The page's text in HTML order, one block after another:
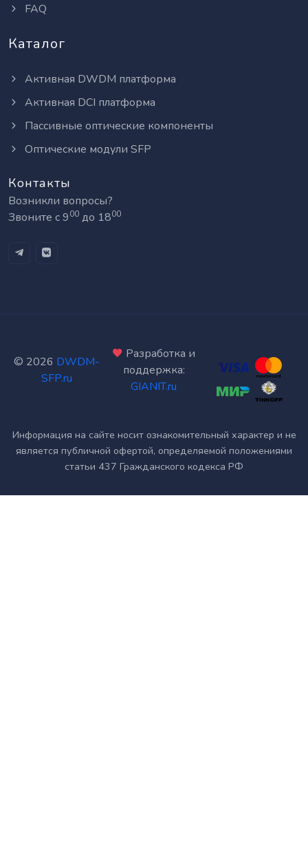
FAQ
Каталог
Активная DWDM платформа
Активная DCI платформа
Пассивные оптические компоненты
Оптические модули SFP
Контакты
Возникли вопросы?
Звоните с 900 до 1800
© 2026 DWDM-
SFP.ru
Разработка и
поддержка:
GIANIT.ru
Информация на сайте носит ознакомительный характер и не
является публичной офертой, определяемой положениями
статьи 437 Гражданского кодекса РФ